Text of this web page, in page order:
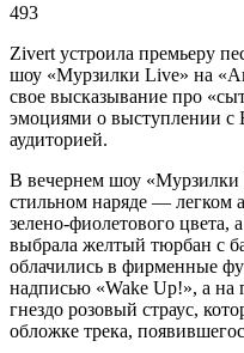
493
Zivert устроила премьеру
шоу «Мурзилки Live» на
свое высказывание про
эмоциями о выступлении с
аудиторией.
В вечернем шоу «Мурзилки
стильном наряде — легком
зелено-фиолетового цвета,
выбрала желтый тюрбан с
облачились в фирменные
надписью «Wake Up!», а на
гнездо розовый страус,
обложке трека,